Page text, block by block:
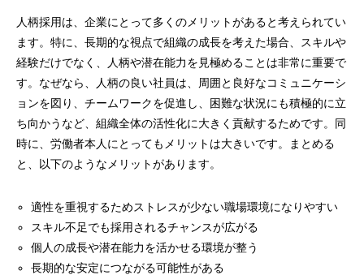
人柄採用は、企業にとって多くのメリットがあると考えられてい
ます。特に、長期的な視点で組織の成長を考えた場合、スキルや
経験だけでなく、人柄や潜在能力を見極めることは非常に重要で
す。なぜなら、人柄の良い社員は、周囲と良好なコミュニケーシ
ョンを図り、チームワークを促進し、困難な状況にも積極的に立
ち向かうなど、組織全体の活性化に大きく貢献するためです。同
時に、労働者本人にとってもメリットは大きいです。まとめる
と、以下のようなメリットがあります。
適性を重視するためストレスが少ない職場環境になりやすい
スキル不足でも採用されるチャンスが広がる
個人の成長や潜在能力を活かせる環境が整う
長期的な安定につながる可能性がある